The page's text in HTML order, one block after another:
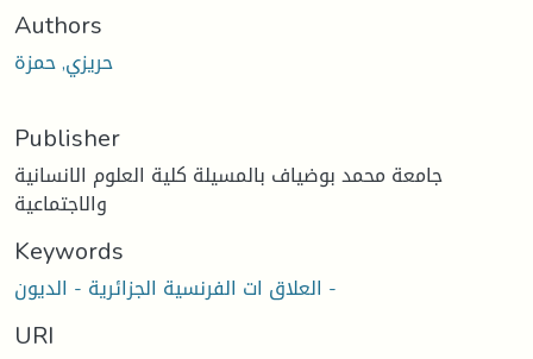
Authors
حريزي, حمزة
Publisher
جامعة محمد بوضياف بالمسيلة كلية العلوم الانسانية
والاجتماعية
Keywords
العلاق ات الفرنسية الجزائرية - الديون -
URI